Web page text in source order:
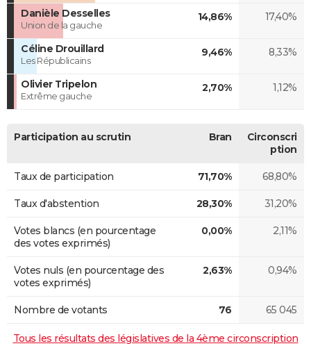
Danièle Desselles
Union de la gauche
14,86% 17,40%
Céline Drouillard
Les Républicains
9,46% 8,33%
Olivier Tripelon
Extrême gauche
2,70% 1,12%
Participation au scrutin Bran
Circonscri
ption
Taux de participation 71,70% 68,80%
Taux d'abstention 28,30% 31,20%
Votes blancs (en pourcentage
des votes exprimés)
0,00% 2,11%
Votes nuls (en pourcentage des
votes exprimés)
2,63% 0,94%
Nombre de votants 76 65 045
Tous les résultats des législatives de la 4ème circonscription